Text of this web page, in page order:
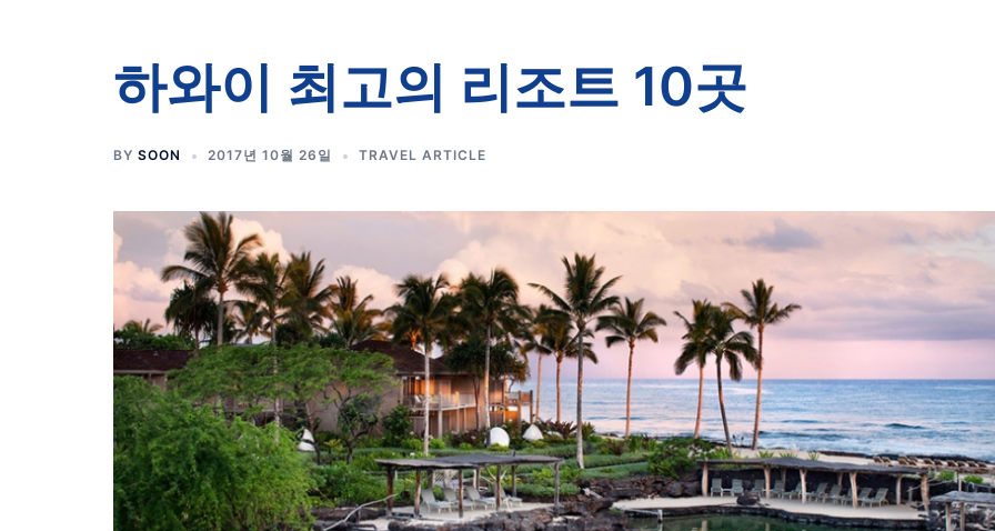
하와이 최고의 리조트 10곳
BY SOON 2017년 10월 26일 TRAVEL ARTICLE